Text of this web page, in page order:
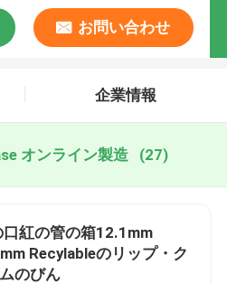
お問い合わせ
企業情報
オンライン製造 (27)
口紅の管の箱12.1mm
Recylableのリップ・ク
のびん